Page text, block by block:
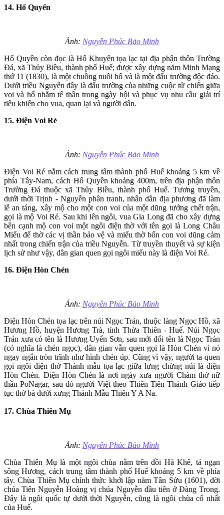
14. Hổ Quyển
Ảnh: Nguyễn Phúc Bảo Minh
Hổ Quyền còn đọc là Hổ Khuyên tọa lạc tại địa phận thôn Trường
Đá, xã Thủy Biều, thành phố Huế; được xây dựng năm Minh Mạng
thứ 11 (1830), là một chuồng nuôi hổ và là một đấu trường độc đáo.
Dưới triều Nguyễn đây là đấu trường của những cuộc tử chiến giữa
voi và hổ nhằm tế thần trong ngày hội và phục vụ nhu cầu giải trí
tiêu khiển cho vua, quan lại và người dân.
15. Điện Voi Ré
Ảnh: Nguyễn Phúc Bảo Minh
Điện Voi Ré nằm cách trung tâm thành phố Huế khoảng 5 km về
phía Tây-Nam, cách Hổ Quyền khoảng 400m, trên địa phận thôn
Trường Đá thuộc xã Thủy Biều, thành phố Huế. Tương truyền,
dưới thời Trịnh - Nguyễn phân tranh, nhân dân địa phương đã làm
lễ an táng, xây mộ cho một con voi của một dũng tướng chết trận,
gọi là mộ Voi Ré. Sau khi lên ngôi, vua Gia Long đã cho xây dựng
bên cạnh mộ con voi một ngôi điện thờ với tên gọi là Long Châu
Miếu để thờ các vị thần bảo vệ và miếu thờ bốn con voi dũng cảm
nhất trong chiến trận của triều Nguyễn. Từ truyền thuyết và sự kiện
lịch sử như vậy, dân gian quen gọi ngôi miếu này là điện Voi Ré.
16. Điện Hòn Chén
Ảnh: Nguyễn Phúc Bảo Minh
Điện Hòn Chén tọa lạc trên núi Ngọc Trản, thuộc làng Ngọc Hồ, xã
Hương Hồ, huyện Hương Trà, tỉnh Thừa Thiên - Huế. Núi Ngọc
Trản xưa có tên là Hương Uyển Sơn, sau mới đổi tên là Ngọc Trản
(có nghĩa là chén ngọc), dân gian vẫn quen gọi là Hòn Chén vì nó
ngay ngắn tròn trĩnh như hình chén úp. Cũng vì vậy, người ta quen
gọi ngôi điện thờ Thánh mẫu tọa lạc giữa lưng chừng núi là điện
Hòn Chén. Ðiện Hòn Chén là nơi ngày xưa người Chàm thờ nữ
thần PoNagar, sau đó người Việt theo Thiên Tiên Thánh Giáo tiếp
tục thờ bà dưới xưng Thánh Mẫu Thiên Y A Na.
17. Chùa Thiên Mụ
Ảnh: Nguyễn Phúc Bảo Minh
Chùa Thiên Mụ là một ngôi chùa nằm trên đồi Hà Khê, tả ngạn
sông Hương, cách trung tâm thành phố Huế khoảng 5 km về phía
tây. Chùa Thiên Mụ chính thức khởi lập năm Tân Sửu (1601), đời
chúa Tiên Nguyễn Hoàng vị chúa Nguyễn đầu tiên ở Đàng Trong.
Đây là ngôi quốc tự dưới thời Nguyễn, cũng là ngôi chùa cổ nhất
của Huế.